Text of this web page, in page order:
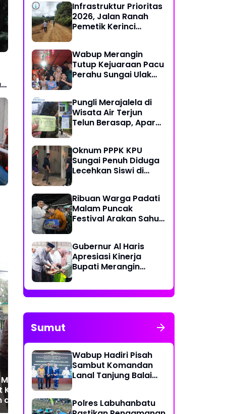
Farm
Ketahanan
dan Ekonomi
Kejuaraan Pacu Perahu
Sungai Ulak 2026
Infrastruktur Prioritas
2026, Jalan Ranah
Pemetik Kerinci
Wabup Merangin
Tutup Kejuaraan Pacu
Perahu Sungai Ulak
Pungli Merajalela di
Wisata Air Terjun
Telun Berasap, Aparat
Oknum PPPK KPU
Sungai Penuh Diduga
Lecehkan Siswi di
Ribuan Warga Padati
Malam Puncak
Festival Arakan Sahur
Gubernur Al Haris
Apresiasi Kinerja
Bupati Merangin
Ramadan
Sumut
Wabup Hadiri Pisah
Sambut Komandan
Lanal Tanjung Balai
Polres Labuhanbatu